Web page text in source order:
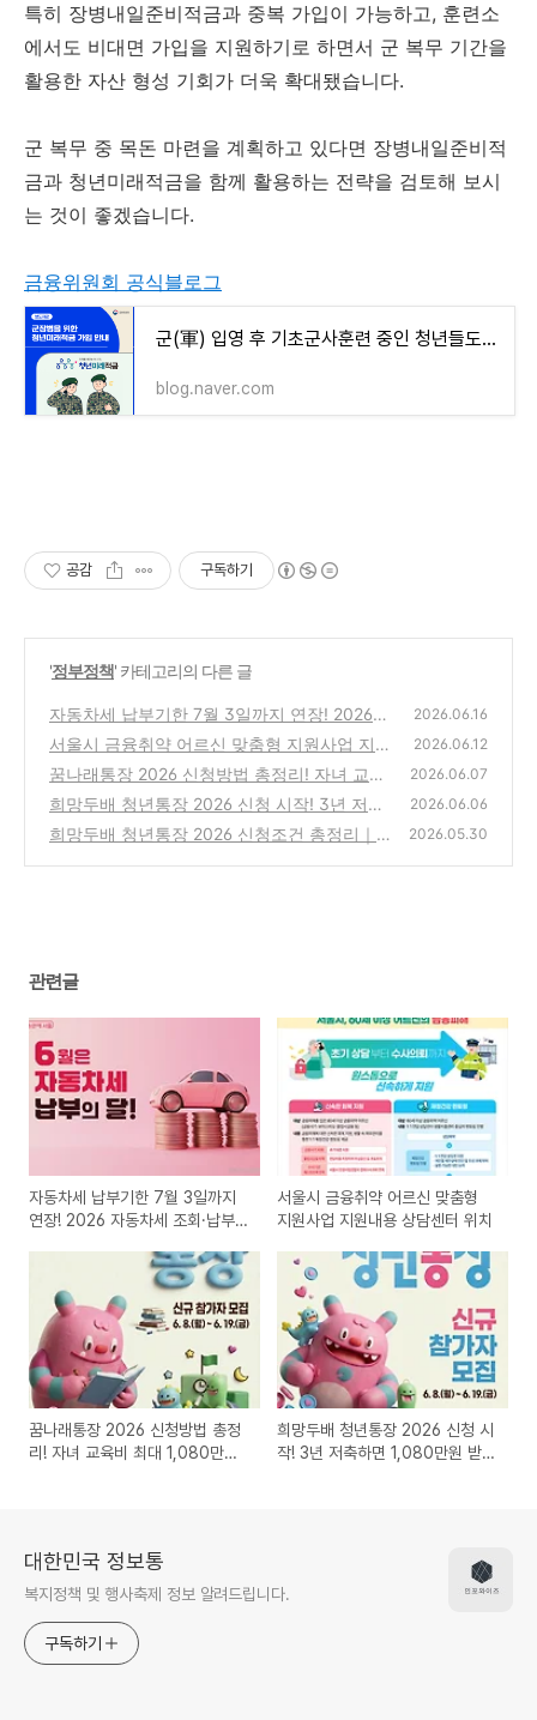
특히 장병내일준비적금과 중복 가입이 가능하고, 훈련소
에서도 비대면 가입을 지원하기로 하면서 군 복무 기간을
활용한 자산 형성 기회가 더욱 확대됐습니다.
군 복무 중 목돈 마련을 계획하고 있다면 장병내일준비적
금과 청년미래적금을 함께 활용하는 전략을 검토해 보시
는 것이 좋겠습니다.
금융위원회 공식블로그
군(軍) 입영 후 기초군사훈련 중인 청년들도 청년미래적금에 가입할 수 있게 지원 예정입니다.
blog.naver.com
공감 구독하기
'정부정책' 카테고리의 다른 글
자동차세 납부기한 7월 3일까지 연장! 2026
자동차세 조회·납부방법 총정리
(0)
2026.06.16
서울시 금융취약 어르신 맞춤형 지원사업 지원
내용 상담센터 위치
(0)
2026.06.12
꿈나래통장 2026 신청방법 총정리! 자녀 교육
비 최대 1,080만원 모으는 서울시 지원사업
(0)
2026.06.07
희망두배 청년통장 2026 신청 시작! 3년 저축
하면 1,080만원 받는 서울시 청년지원사업 총
2026.06.06
희망두배 청년통장 2026 신청조건 총정리｜
2026.05.30
관련글
자동차세 납부기한 7월 3일까지
연장! 2026 자동차세 조회·납부
서울시 금융취약 어르신 맞춤형
지원사업 지원내용 상담센터 위치
꿈나래통장 2026 신청방법 총정
리! 자녀 교육비 최대 1,080만원
희망두배 청년통장 2026 신청 시
작! 3년 저축하면 1,080만원 받는
대한민국 정보통
복지정책 및 행사축제 정보 알려드립니다.
구독하기